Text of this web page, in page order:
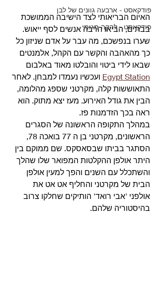
פודקאסט - ארבעה גוונים של לבן
פודקאסט - להקה מגומי
האיום הבריאותי לצד הישיבה הממושכת
בבתים, הביאו הרבה אנשים לסף ייאוש.
שערו בנפשכם, מה עבר על אדם שניזון כל
כך מהאהבה והקשר עם הקהל, אלמנטים
שבאו לידי ביטוי והובלטו מאוד באלבום
Egypt Station ועכשיו נעמדו למבחן. לאחר
התאוששות קלה, מקרטני שספג מהלומה,
הבין את גודל האירוע. מעז יצא מתוק. הוא
ראה בכך הזדמנות פז.
במהלך התקופה הראשונה של הסגרים
הראשונים, מקרטני בן ה 77 בואכה 78,
הסתגר בביתו שבסאסקס. שם ממוקם בין
היתר אולפן ההקלטות המפואר שלו שהלך
והשתכלל עם השנים והפך למעין אולפן
הבית של מקרטני והחליף אט אט את
אולפני 'אבי רואד' הותיקים שחלקו צרוב
בהיסטוריה שלהם.